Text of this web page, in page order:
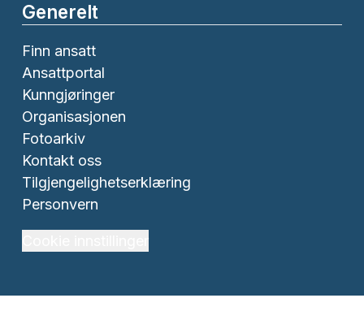
Generelt
Finn ansatt
Ansattportal
Kunngjøringer
Organisasjonen
Fotoarkiv
Kontakt oss
Tilgjengelighetserklæring
Personvern